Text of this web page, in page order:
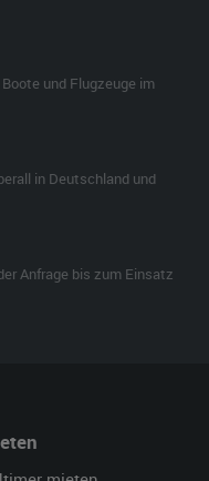
und Flugzeuge im
in Deutschland und
Anfrage bis zum Einsatz